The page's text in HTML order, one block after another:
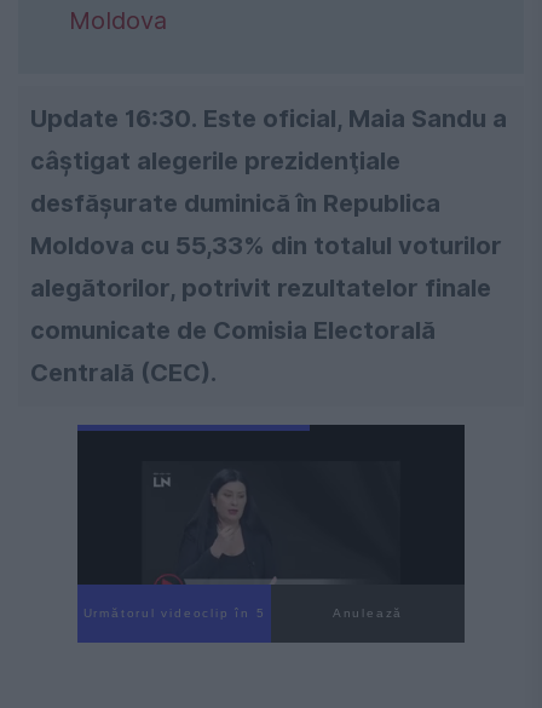
Moldova
Update 16:30. Este oficial, Maia Sandu a
câștigat alegerile prezidenţiale
desfăşurate duminică în Republica
Moldova cu 55,33% din totalul voturilor
alegătorilor, potrivit rezultatelor finale
comunicate de Comisia Electorală
Centrală (CEC).
Următorul videoclip în 4 Anulează